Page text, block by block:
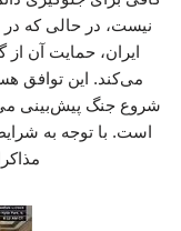
نیست، در حالی که در
ایران، حمایت آن
می‌کند. این توافق
شروع جنگ پیش‌بینی
است. با توجه به